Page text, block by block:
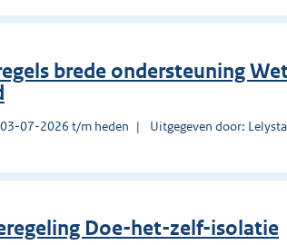
brede ondersteuning
07-2026 t/m heden Uitgegeven door:
Doe-het-zelf-isolatie